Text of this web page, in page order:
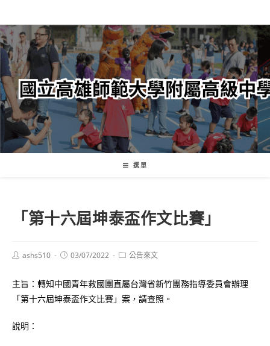
轉
至
主
內
容
選單
「第十六屆坤泰盃作文比賽」
Postashs510
Post03/07/2022
Post公告來文
主旨：轉知中國青年救國團直屬台灣省新竹團務指導委員會辦理
「第十六屆坤泰盃作文比賽」案，請查照。
說明：